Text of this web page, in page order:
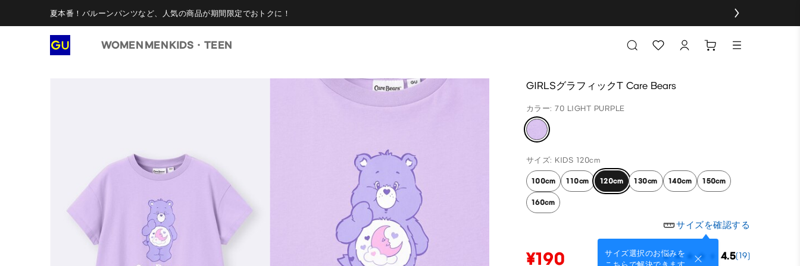
夏本番！バルーンパンツなど、人気の商品が期間限定でおトクに！
WOMEN MENKIDS・TEEN
GIRLSグラフィックT Care Bears
カラー: 70 LIGHT PURPLE
サイズ: KIDS 120cm
100cm 110cm 120cm 130cm 140cm 150cm
160cm
サイズを確認する
サイズ選択のお悩みを
¥190 4.5(19)